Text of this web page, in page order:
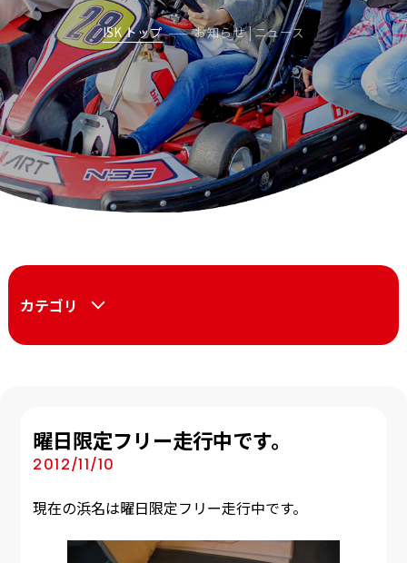
ISK トップ お知らせ | ニュース
カテゴリ
曜日限定フリー走行中です。
2012/11/10
現在の浜名は曜日限定フリー走行中です。